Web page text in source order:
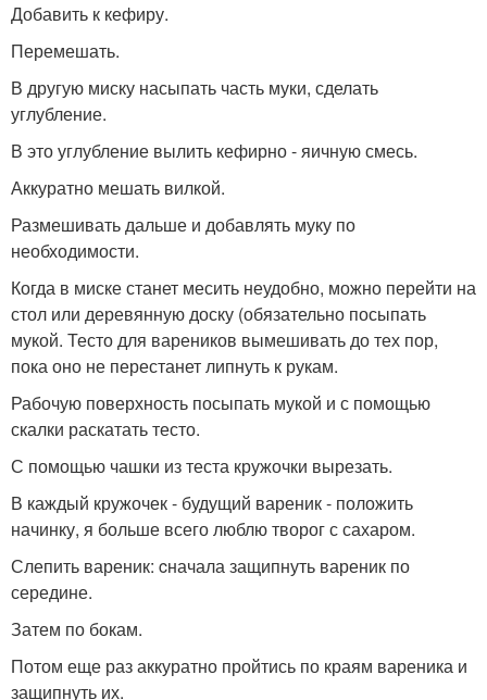
Добавить к кефиру.
Перемешать.
В другую миску насыпать часть муки, сделать
углубление.
В это углубление вылить кефирно - яичную смесь.
Аккуратно мешать вилкой.
Размешивать дальше и добавлять муку по
необходимости.
Когда в миске станет месить неудобно, можно перейти на
стол или деревянную доску (обязательно посыпать
мукой. Тесто для вареников вымешивать до тех пор,
пока оно не перестанет липнуть к рукам.
Рабочую поверхность посыпать мукой и с помощью
скалки раскатать тесто.
С помощью чашки из теста кружочки вырезать.
В каждый кружочек - будущий вареник - положить
начинку, я больше всего люблю творог с сахаром.
Слепить вареник: cначала защипнуть вареник по
середине.
Затем по бокам.
Потом еще раз аккуратно пройтись по краям вареника и
защипнуть их.